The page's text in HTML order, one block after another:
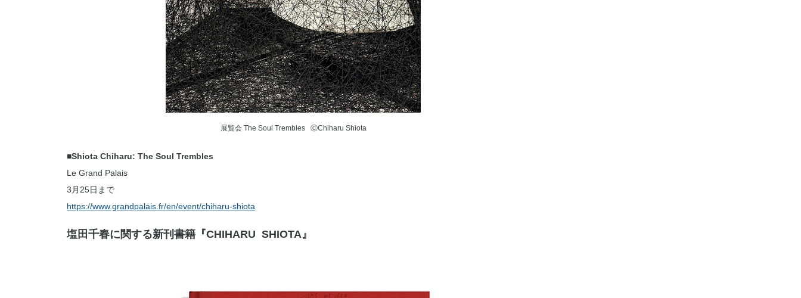
展覧会 The Soul Trembles ⒸChiharu Shiota
■Shiota Chiharu: The Soul Trembles
Le Grand Palais
3月25日まで
https://www.grandpalais.fr/en/event/chiharu-shiota
塩田千春に関する新刊書籍『CHIHARU SHIOTA』